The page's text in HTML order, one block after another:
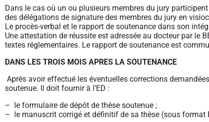
Dans le cas où un ou plusieurs membres du jury
des délégations de signature des membres du jury en
Le procès-verbal et le rapport de soutenance dans son
Une attestation de réussite est adressée au docteur par le
textes réglementaires. Le rapport de soutenance est
DANS LES TROIS MOIS APRES LA SOUTENANCE
Après avoir effectué les éventuelles corrections
soutenue. Il doit fournir à l’ED :
– le formulaire de dépôt de thèse soutenue ;
– le manuscrit corrigé et définitif de sa thèse (sous format